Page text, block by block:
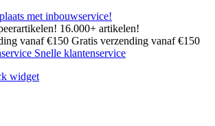
met inbouwservice!
16.000+ artikelen!
vanaf €150 Gratis verzending vanaf €150
Snelle klantenservice